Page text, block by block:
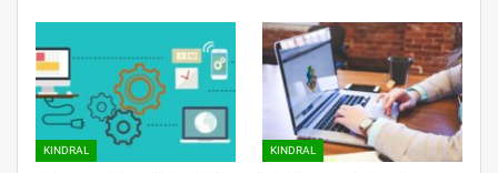
KINDRAL KINDRAL